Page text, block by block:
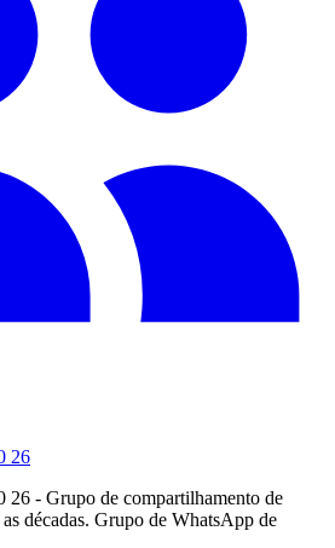
26
26 - Grupo de compartilhamento de
décadas. Grupo de WhatsApp de